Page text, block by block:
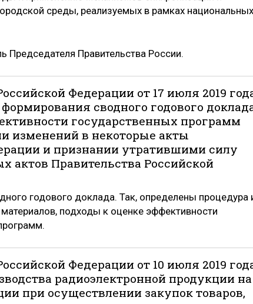
среды, реализуемых в рамках
Председателя Правительства России.
Федерации от 17 июля 2019
сводного годового
государственных программ
изменений в некоторые акты
и признании утратившими силу
актов Правительства Российской
годового доклада. Так, определены процедура
подходы к оценке эффективности
Федерации от 10 июля 2019
радиоэлектронной продукции на
при осуществлении закупок товаров,